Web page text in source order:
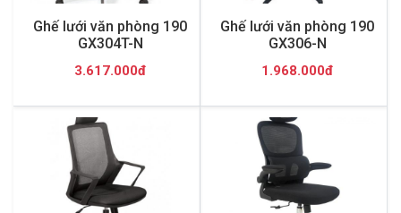
Ghế lưới văn phòng 190
GX304T-N
3.617.000đ
Ghế lưới văn phòng 190
GX306-N
1.968.000đ